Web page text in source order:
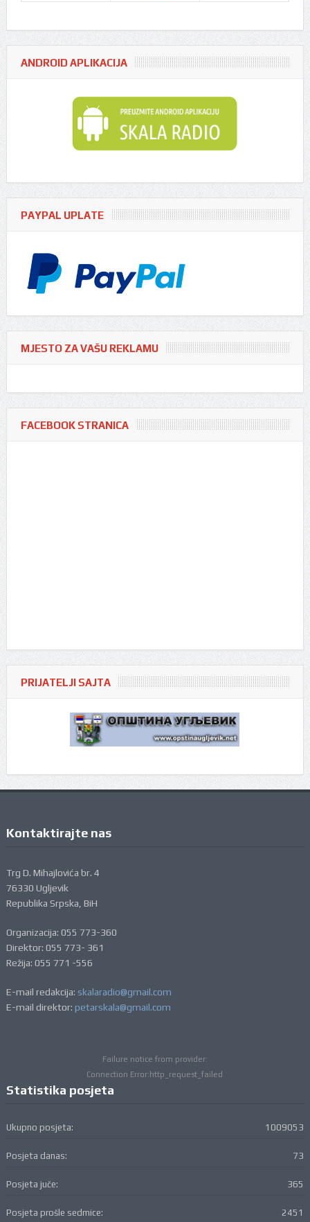
ANDROID APLIKACIJA
PAYPAL UPLATE
MJESTO ZA VAŠU REKLAMU
FACEBOOK STRANICA
PRIJATELJI SAJTA
Kontaktirajte nas
Trg D. Mihajlovića br. 4
76330 Ugljevik
Republika Srpska, BiH
Organizacija: 055 773-360
Direktor: 055 773- 361
Režija: 055 771 -556
E-mail redakcija: skalaradio@gmail.com
E-mail direktor: petarskala@gmail.com
Failure notice from provider:
Connection Error:http_request_failed
Statistika posjeta
1009053
Ukupno posjeta:
73
Posjeta danas:
365
Posjeta juče:
2451
Posjeta prošle sedmice: